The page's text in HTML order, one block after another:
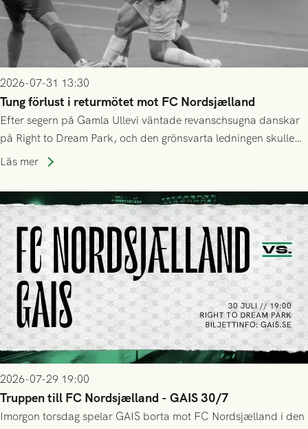
2026-07-31 13:30
Tung förlust i returmötet mot FC Nordsjælland
Efter segern på Gamla Ullevi väntade revanschsugna danskar
på Right to Dream Park, och den grönsvarta ledningen skulle
upphöra efter mindre än kvarten spelad. På lika mark visade
tennissiffror och det grönsvarta europaäventyret tog slut.
Läs mer
2026-07-29 19:00
Truppen till FC Nordsjælland - GAIS 30/7
Imorgon torsdag spelar GAIS borta mot FC Nordsjælland i den